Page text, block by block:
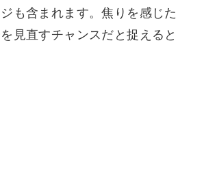
も含まれます。焦りを感じた
見直すチャンスだと捉えると